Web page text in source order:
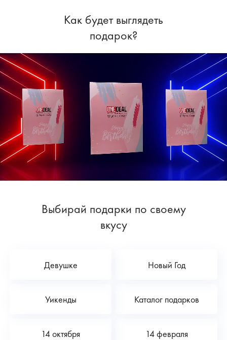
Как будет выглядеть
подарок?
Выбирай подарки по своему
вкусу
Девушке Новый Год
Уикенды Каталог подарков
14 октября 14 февраля